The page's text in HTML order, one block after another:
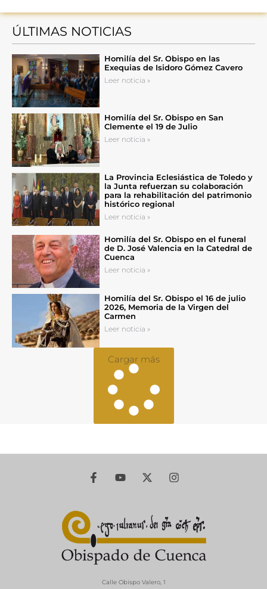
ÚLTIMAS NOTICIAS
Homilía del Sr. Obispo en las
Exequias de Isidoro Gómez Cavero
Leer noticia »
Homilía del Sr. Obispo en San
Clemente el 19 de Julio
Leer noticia »
La Provincia Eclesiástica de Toledo y
la Junta refuerzan su colaboración
para la rehabilitación del patrimonio
histórico regional
Leer noticia »
Homilía del Sr. Obispo en el funeral
de D. José Valencia en la Catedral de
Cuenca
Leer noticia »
Homilía del Sr. Obispo el 16 de julio
2026, Memoria de la Virgen del
Carmen
Leer noticia »
Cargar más
Calle Obispo Valero, 1